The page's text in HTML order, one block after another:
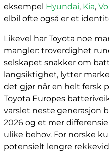
eksempel Hyundai, Kia,
elbil ofte også er et
Likevel har Toyota noe
mangler: troverdighet
selskapet snakker om
langsiktighet, lytter
det gjør når en helt fersk
Toyota Europes
varslet neste generasjon
2026 og et mer
ulike behov. For norske
potensielt lengre